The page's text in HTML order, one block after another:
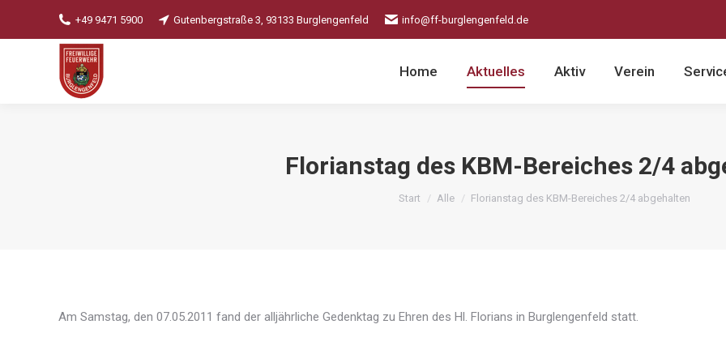
+49 9471 5900 Gutenbergstraße 3, 93133 Burglengenfeld info@ff-burglengenfeld.de
Home Aktuelles Aktiv Verein
Florianstag des KBM-Bereiches 2/4
Sie befinden sich hier:
Start Alle Florianstag des KBM-Bereiches 2/4 abgehalten
Am Samstag, den 07.05.2011 fand der alljährliche Gedenktag zu Ehren des Hl. Florians in Burglengenfeld statt.